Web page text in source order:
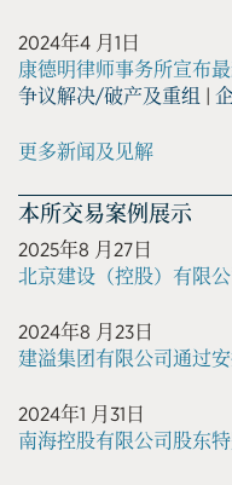
2024年4 月1日
康德明律师事务所宣布
争议解决/破产及重组 |
更多新闻及见解
本所交易案例展示
2025年8 月27日
北京建设（控股）有限
2024年8 月23日
建溢集团有限公司通过
2024年1 月31日
南海控股有限公司股东